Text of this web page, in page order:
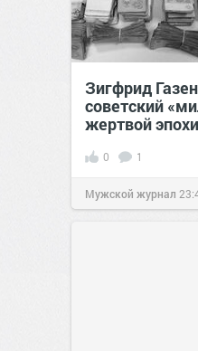
Зигфрид
советский
жертвой эпохи
0 1
Мужской журнал